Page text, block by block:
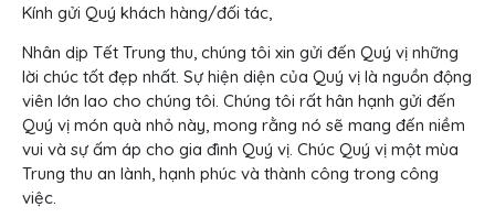
Kính gửi Quý khách hàng/đối tác,
Nhân dịp Tết Trung thu, chúng tôi xin gửi đến Quý vị những
lời chúc tốt đẹp nhất. Sự hiện diện của Quý vị là nguồn động
viên lớn lao cho chúng tôi. Chúng tôi rất hân hạnh gửi đến
Quý vị món quà nhỏ này, mong rằng nó sẽ mang đến niềm
vui và sự ấm áp cho gia đình Quý vị. Chúc Quý vị một mùa
Trung thu an lành, hạnh phúc và thành công trong công
việc.